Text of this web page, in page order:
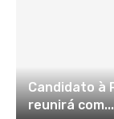
Candidato à
reunirá com...